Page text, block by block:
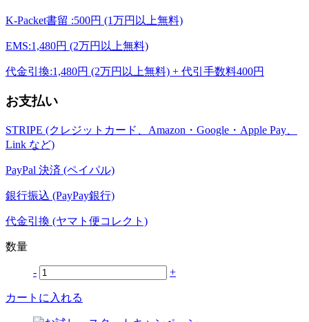
K-Packet書留 :500円 (1万円以上無料)
EMS:1,480円 (2万円以上無料)
代金引換:1,480円 (2万円以上無料) + 代引手数料400円
お支払い
STRIPE (クレジットカード、Amazon・Google・Apple Pay、
Link など)
PayPal 決済 (ペイパル)
銀行振込 (PayPay銀行)
代金引換 (ヤマト便コレクト)
数量
- +
カートに入れる